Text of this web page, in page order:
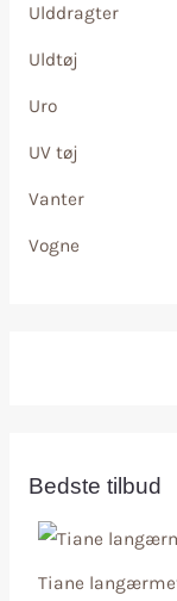
Ulddragter
Uldtøj
Uro
UV tøj
Vanter
Vogne
Bedste tilbud
Tiane langærmet